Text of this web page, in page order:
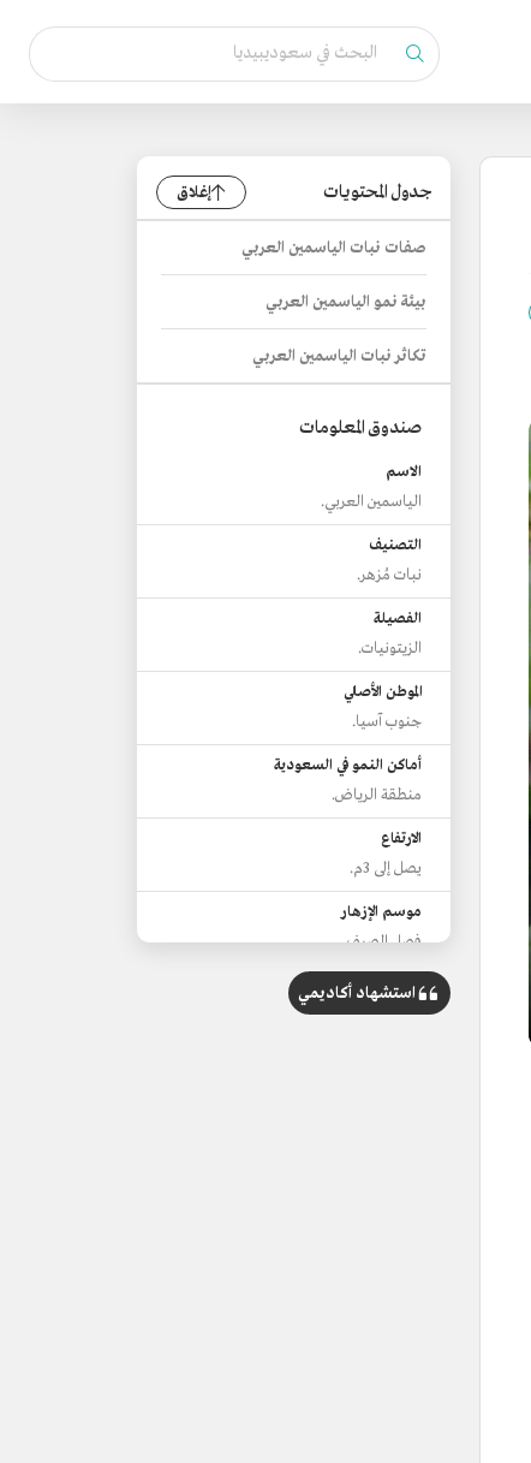
جدول المحتويات إغلاق
صفات نبات الياسمين العربي
بيئة نمو الياسمين العربي
تكاثر نبات الياسمين العربي
صندوق المعلومات
الاسم
الياسمين العربي.
التصنيف
نبات مُزهر.
الفصيلة
الزيتونيات.
الموطن الأصلي
جنوب آسيا.
أماكن النمو في السعودية
منطقة الرياض.
الارتفاع
يصل إلى 3م.
موسم الإزهار
فصل الصيف.
استشهاد أكاديمي